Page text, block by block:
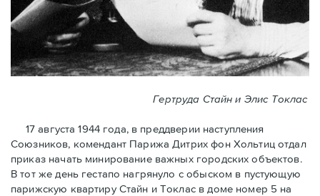
Гертруда Стайн и Элис Токлас
17 августа 1944 года, в преддверии наступления
Союзников, комендант Парижа Дитрих фон Хольтиц отдал
приказ начать минирование важных городских объектов.
В тот же день гестапо нагрянуло с обыском в пустующую
парижскую квартиру Стайн и Токлaс в домe номер 5 на